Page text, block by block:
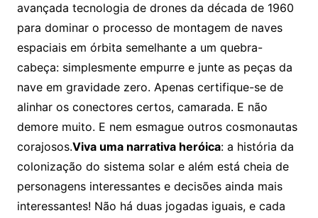
avançada tecnologia de drones da década de 1960
para dominar o processo de montagem de naves
espaciais em órbita semelhante a um quebra-
cabeça: simplesmente empurre e junte as peças da
nave em gravidade zero. Apenas certifique-se de
alinhar os conectores certos, camarada. E não
demore muito. E nem esmague outros cosmonautas
corajosos.Viva uma narrativa heróica: a história da
colonização do sistema solar e além está cheia de
personagens interessantes e decisões ainda mais
interessantes! Não há duas jogadas iguais, e cada